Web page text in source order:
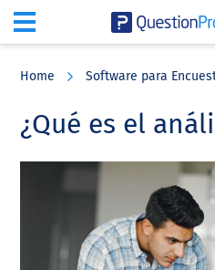
content
sidebar
Home Software para
¿Qué es el